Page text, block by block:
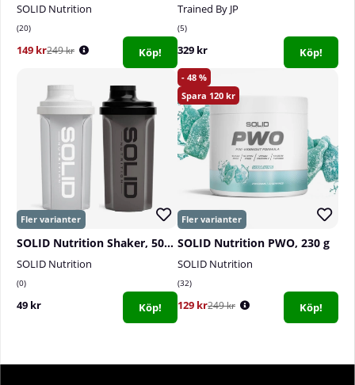
SOLID Nutrition
20
149 kr249 kr Köp!
Trained By JP
5
329 kr Köp!
SOLID Nutrition Shaker, 500 ml
SOLID Nutrition
0
49 kr Köp!
48
120
SOLID Nutrition PWO, 230 g
SOLID Nutrition
32
129 kr249 kr Köp!